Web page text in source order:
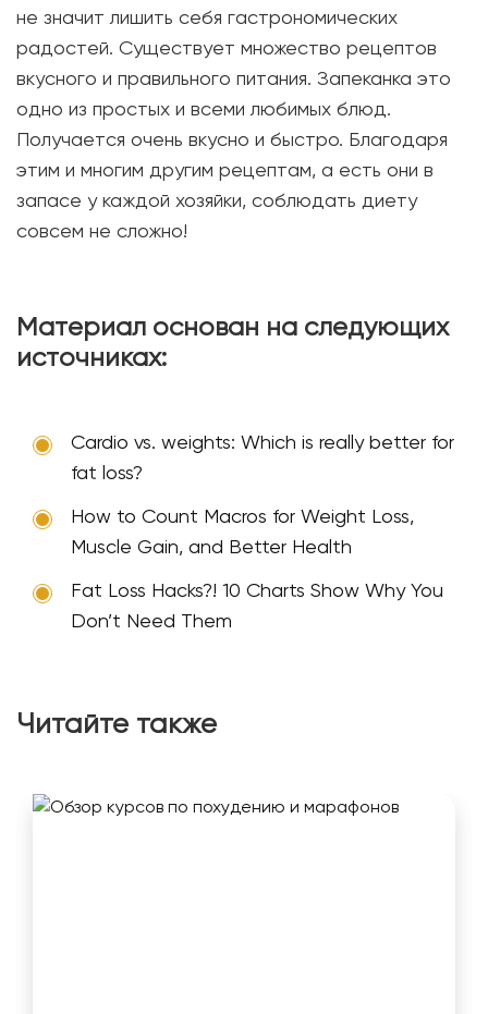
не значит лишить себя гастрономических
радостей. Существует множество рецептов
вкусного и правильного питания. Запеканка это
одно из простых и всеми любимых блюд.
Получается очень вкусно и быстро. Благодаря
этим и многим другим рецептам, а есть они в
запасе у каждой хозяйки, соблюдать диету
совсем не сложно!
Материал основан на следующих
источниках:
Cardio vs. weights: Which is really better for
fat loss?
How to Count Macros for Weight Loss,
Muscle Gain, and Better Health
Fat Loss Hacks?! 10 Charts Show Why You
Don’t Need Them
Читайте также